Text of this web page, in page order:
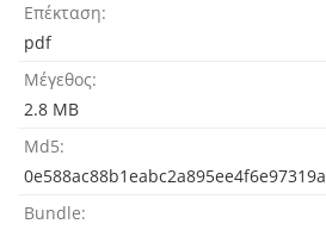
Επέκταση
pdf
Μέγεθος
2.8 MB
Md5
0e588ac88b1eabc2a895ee4f6e97319a
Bundle